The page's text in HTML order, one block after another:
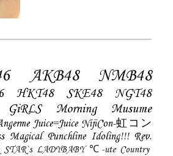
AKB48 NMB48
HKT48 SKE48
NGT48
Morning Musume
Juice=Juice NijiCon-虹コン
Magical Punchline Idoling!!! Rev.
LADYBABY ℃-ute Country